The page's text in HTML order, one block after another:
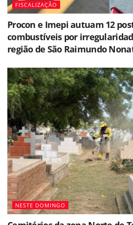
FISCALIZAÇÃO
Procon e Imepi autuam 12
combustíveis por
região de São Raimundo
NESTE DOMINGO